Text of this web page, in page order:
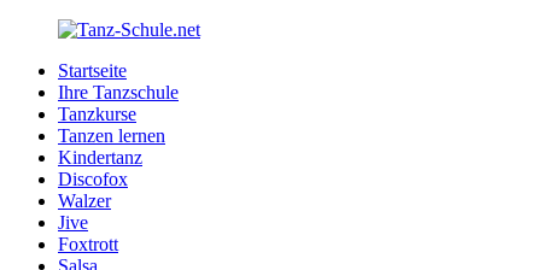
Zurück
Inhalt
Tanz-
Schule.net
Ihre
Tanzschule
Internet
Startseite
Ihre Tanzschule
Tanzkurse
Tanzen lernen
Kindertanz
Discofox
Walzer
Jive
Foxtrott
Salsa